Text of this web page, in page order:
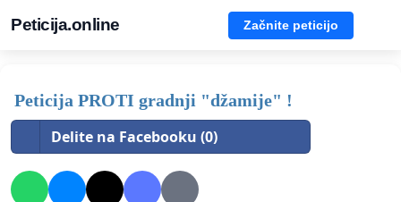
Peticija.online Začnite peticijo
Peticija PROTI gradnji "džamije" !
Delite na Facebooku (0)